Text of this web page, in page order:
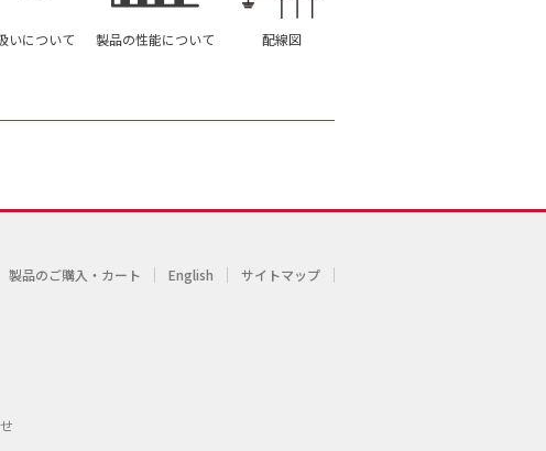
いについて 製品の性能について 配線図
製品のご購入・カート English サイトマップ